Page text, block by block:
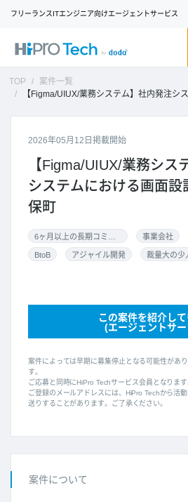
フリーランスITエンジニア向けエージェントサービス
TOP
案件一覧
【Figma/UIUX/業務システム】社内発注システ
2026年05月12日掲載開始
【Figma/UIUX/業務シス
システムにおける画面設
保町
事業会社
BtoB アジャイル開発 裁量大の少
この案件を紹介し
(エージェントサ
案件によっては早期に募集停止となる可能性があ
す。
ご応募と同時にHiPro Techサービス会員となります
ご登録のメールアドレスには、HiPro Techから活
送りすることがあります。ご了承ください。
案件について